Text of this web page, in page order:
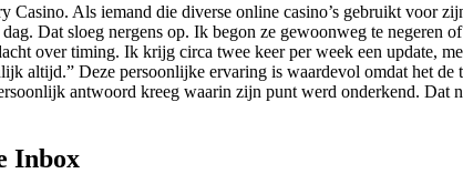
Als iemand die diverse online casino’s gebruikt voor
Dat sloeg nergens op. Ik begon ze gewoonweg te negeren
over timing. Ik krijg circa twee keer per week een update,
altijd.” Deze persoonlijke ervaring is waardevol omdat het
antwoord kreeg waarin zijn punt werd onderkend. Dat
Inbox